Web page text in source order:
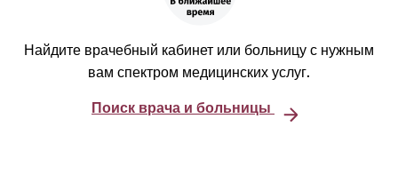
Найдите врачебный кабинет или больницу с нужным
вам спектром медицинских услуг.
Поиск врача и больницы